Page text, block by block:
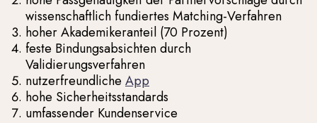
wissenschaftlich fundiertes Matching-Verfahren
hoher Akademikeranteil (70 Prozent)
feste Bindungsabsichten durch
Validierungsverfahren
nutzerfreundliche App
hohe Sicherheitsstandards
umfassender Kundenservice